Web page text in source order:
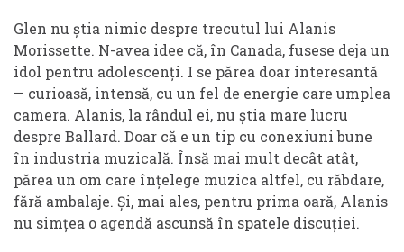
Glen nu știa nimic despre trecutul lui Alanis
Morissette. N-avea idee că, în Canada, fusese deja un
idol pentru adolescenți. I se părea doar interesantă
— curioasă, intensă, cu un fel de energie care umplea
camera. Alanis, la rândul ei, nu știa mare lucru
despre Ballard. Doar că e un tip cu conexiuni bune
în industria muzicală. Însă mai mult decât atât,
părea un om care înțelege muzica altfel, cu răbdare,
fără ambalaje. Și, mai ales, pentru prima oară, Alanis
nu simțea o agendă ascunsă în spatele discuției.